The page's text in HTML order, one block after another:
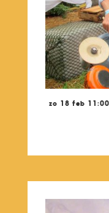
zo 18 feb